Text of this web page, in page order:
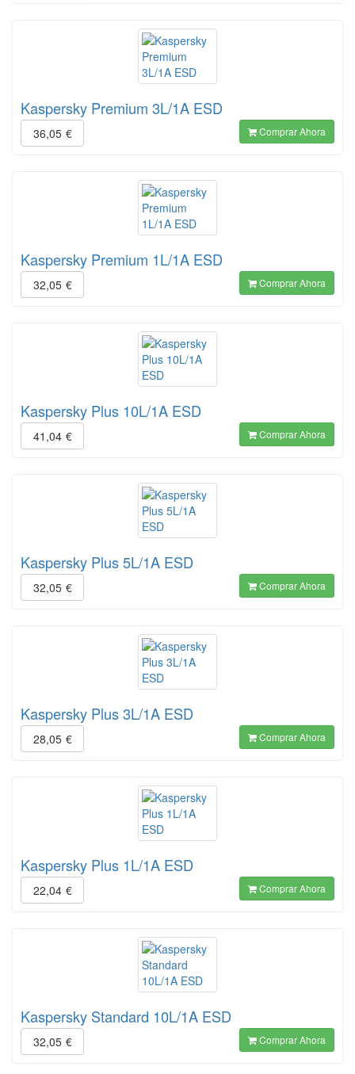
Kaspersky Premium 3L/1A ESD
36,05 € Comprar Ahora
Kaspersky Premium 1L/1A ESD
32,05 € Comprar Ahora
Kaspersky Plus 10L/1A ESD
41,04 € Comprar Ahora
Kaspersky Plus 5L/1A ESD
32,05 € Comprar Ahora
Kaspersky Plus 3L/1A ESD
28,05 € Comprar Ahora
Kaspersky Plus 1L/1A ESD
22,04 € Comprar Ahora
Kaspersky Standard 10L/1A ESD
32,05 € Comprar Ahora